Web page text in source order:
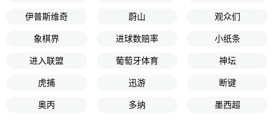
伊普斯维奇 蔚山 观众们
象棋界 进球数赔率 小纸条
进入联盟 葡萄牙体育 神坛
虎捕 迅游 断键
奥丙 多纳 墨西超